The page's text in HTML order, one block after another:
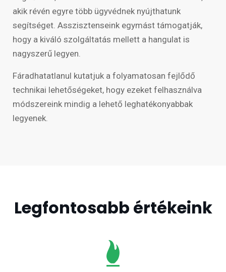
akik révén egyre több ügyvédnek nyújthatunk
segítséget. Asszisztenseink egymást támogatják,
hogy a kiváló szolgáltatás mellett a hangulat is
nagyszerű legyen.
Fáradhatatlanul kutatjuk a folyamatosan fejlődő
technikai lehetőségeket, hogy ezeket felhasználva
módszereink mindig a lehető leghatékonyabbak
legyenek.
Legfontosabb értékeink